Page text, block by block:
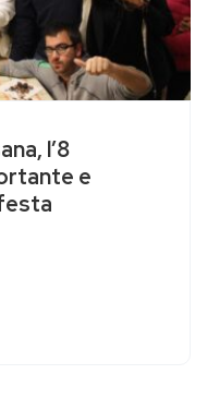
l’8
e